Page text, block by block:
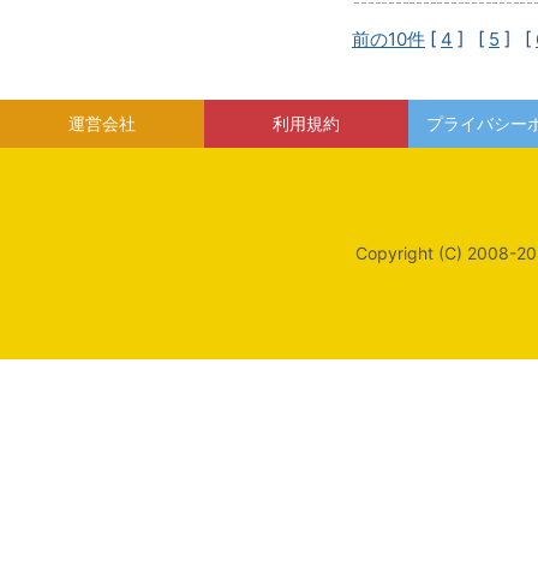
前の10件 [ 4 ] [ 5 ] [
運営会社 利用規約 プライバシー
Copyright (C) 2008-